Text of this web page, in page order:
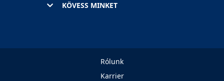
KÖVESS MINKET
Rólunk
Karrier